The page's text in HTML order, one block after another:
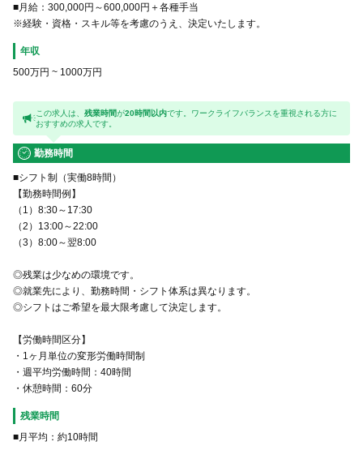
■月給：300,000円～600,000円＋各種手当
※経験・資格・スキル等を考慮のうえ、決定いたします。
年収
500万円 ~ 1000万円
この求人は、 残業時間が20時間以内です。ワークライフバランスを重視される方に
おすすめの求人です。
勤務時間
■シフト制（実働8時間）
【勤務時間例】
（1）8:30～17:30
（2）13:00～22:00
（3）8:00～翌8:00
◎残業は少なめの環境です。
◎就業先により、勤務時間・シフト体系は異なります。
◎シフトはご希望を最大限考慮して決定します。
【労働時間区分】
・1ヶ月単位の変形労働時間制
・週平均労働時間：40時間
・休憩時間：60分
残業時間
■月平均：約10時間